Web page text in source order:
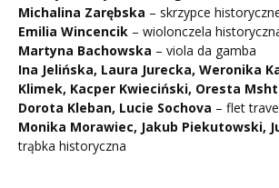
Michalina Zarębska – skrzypce
Emilia Wincencik – wiolonczela
Martyna Bachowska – viola da gamba
Ina Jelińska, Laura Jurecka, Weronika
Klimek, Kacper Kwieciński, Oresta
Dorota Kleban, Lucie Sochova – flet
Monika Morawiec, Jakub Piekutowski,
trąbka historyczna